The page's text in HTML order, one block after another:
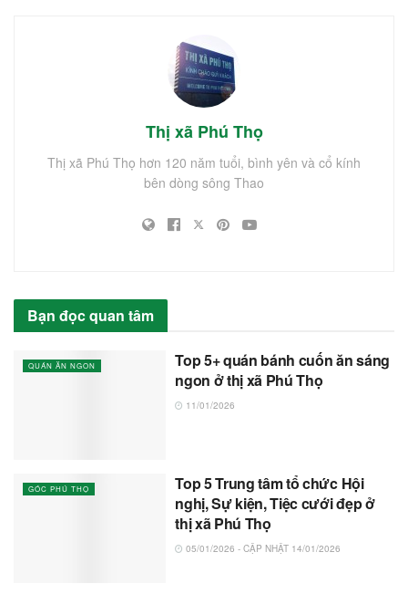
Thị xã Phú Thọ
Thị xã Phú Thọ hơn 120 năm tuổi, bình yên và cổ kính
bên dòng sông Thao
Bạn đọc quan tâm
QUÁN ĂN NGON
Top 5+ quán bánh cuốn ăn sáng
ngon ở thị xã Phú Thọ
11/01/2026
GÓC PHÚ THỌ
Top 5 Trung tâm tổ chức Hội
nghị, Sự kiện, Tiệc cưới đẹp ở
thị xã Phú Thọ
05/01/2026 - CẬP NHẬT 14/01/2026